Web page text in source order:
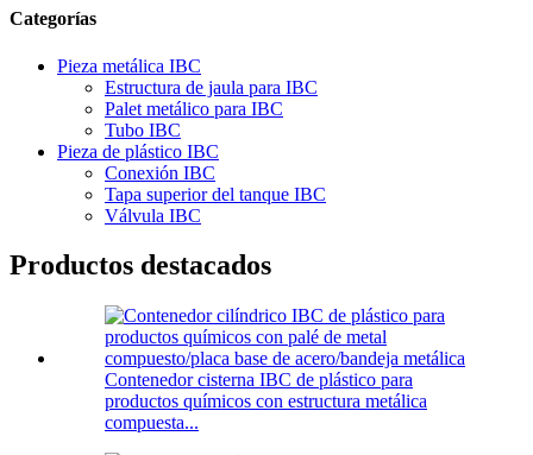
Categorías
Pieza metálica IBC
Estructura de jaula para IBC
Palet metálico para IBC
Tubo IBC
Pieza de plástico IBC
Conexión IBC
Tapa superior del tanque IBC
Válvula IBC
Productos destacados
Contenedor cisterna IBC de plástico para
productos químicos con estructura metálica
compuesta...